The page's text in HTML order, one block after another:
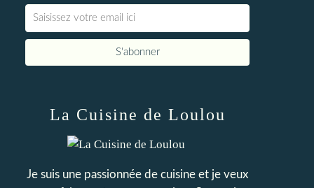
La Cuisine de Loulou
Je suis une passionnée de cuisine et je veux